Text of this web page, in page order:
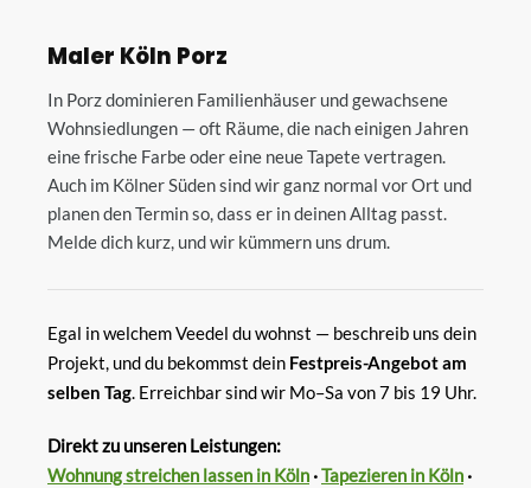
Maler Köln Porz
In Porz dominieren Familienhäuser und gewachsene
Wohnsiedlungen — oft Räume, die nach einigen Jahren
eine frische Farbe oder eine neue Tapete vertragen.
Auch im Kölner Süden sind wir ganz normal vor Ort und
planen den Termin so, dass er in deinen Alltag passt.
Melde dich kurz, und wir kümmern uns drum.
Egal in welchem Veedel du wohnst — beschreib uns dein
Projekt, und du bekommst dein Festpreis-Angebot am
selben Tag. Erreichbar sind wir Mo–Sa von 7 bis 19 Uhr.
Direkt zu unseren Leistungen:
Wohnung streichen lassen in Köln ·Tapezieren in Köln ·